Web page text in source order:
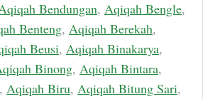
Bendungan, Aqiqah Bengle,
Benteng, Aqiqah Berekah,
Beusi, Aqiqah Binakarya,
Binong, Aqiqah Bintara,
, Aqiqah Biru, Aqiqah Bitung Sari,